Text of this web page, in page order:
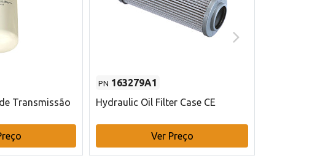
Transmissão
PN 163279A1
Hydraulic Oil Filter Case CE
Ver Preço